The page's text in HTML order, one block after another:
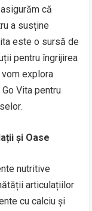
că
a susține
este o sursă de
pentru îngrijirea
explora
Vita pentru
și Oase
nutritive
articulațiilor
cu calciu și